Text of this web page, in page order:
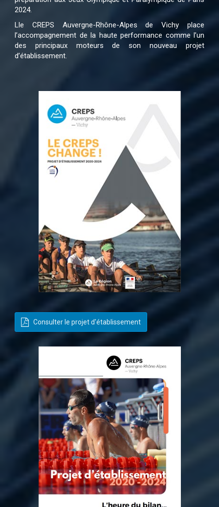
2024.
Lle CREPS Auvergne-Rhône-Alpes de Vichy place
l’accompagnement de la haute performance comme l’un
des principaux moteurs de son nouveau projet
d’établissement.
Consulter le projet d'établissement